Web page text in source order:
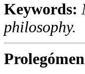
Keywords:
philosophy.